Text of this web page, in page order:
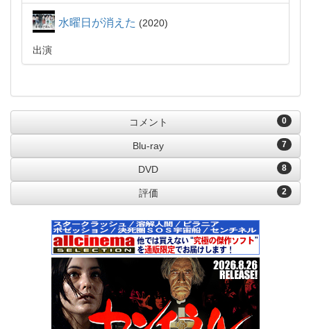
水曜日が消えた 2020
出演
0
コメント
7
Blu-ray
8
DVD
2
評価